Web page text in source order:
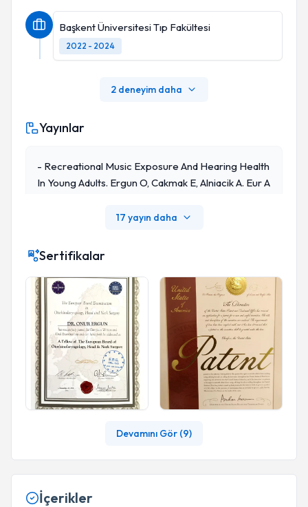
Başkent Üniversitesi Tıp Fakültesi
2022 - 2024
2 deneyim daha
Yayınlar
- Recreational Music Exposure And Hearing Health
In Young Adults. Ergun O, Cakmak E, Alniacik A. Eur A
10.1007/s00405-024-08666-1
17 yayın daha
Sertifikalar
Devamını Gör (9)
İçerikler